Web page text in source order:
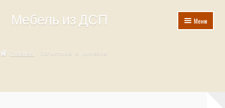
Перейти
к
Перейти
кМебель из ДСП Меню
Главная Логистика в ритейле